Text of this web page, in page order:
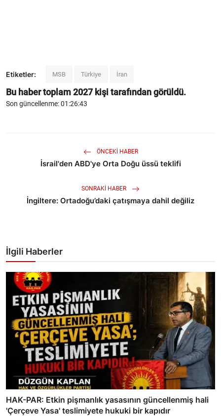
Etiketler: MSB Türkiye İran
Bu haber toplam2027kişi tarafından görüldü.
Son güncellenme: 01:26:43
ÖNCEKI HABER
İsrail'den ABD'ye Orta Doğu üssü teklifi
SONRAKI HABER
İngiltere: Ortadoğu’daki çatışmaya dahil değiliz
İlgili Haberler
HAK-PAR: Etkin pişmanlık yasasının güncellenmiş hali
'Çerçeve Yasa' teslimiyete hukuki bir kapıdır